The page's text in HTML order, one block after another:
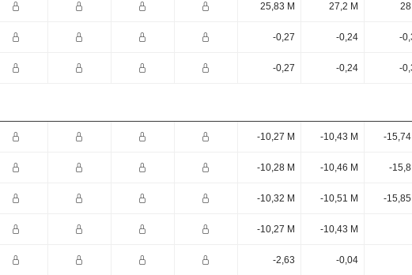
25,83 M 27,2 M 28
-0,27 -0,24 -
-0,27 -0,24 -
-10,27 M -10,43 M -15,74
-10,28 M -10,46 M -15,8
-10,32 M -10,51 M -15,85
-10,27 M -10,43 M
-2,63 -0,04